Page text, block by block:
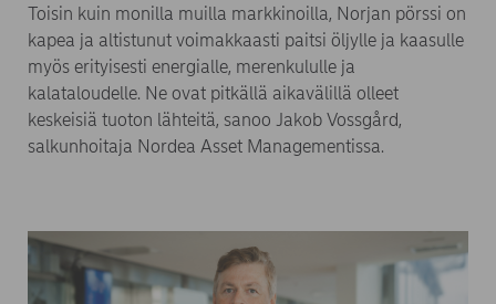
Toisin kuin monilla muilla markkinoilla, Norjan pörssi on
kapea ja altistunut voimakkaasti paitsi öljylle ja kaasulle
myös erityisesti energialle, merenkululle ja
kalataloudelle. Ne ovat pitkällä aikavälillä olleet
keskeisiä tuoton lähteitä, sanoo Jakob Vossgård,
salkunhoitaja Nordea Asset Managementissa.